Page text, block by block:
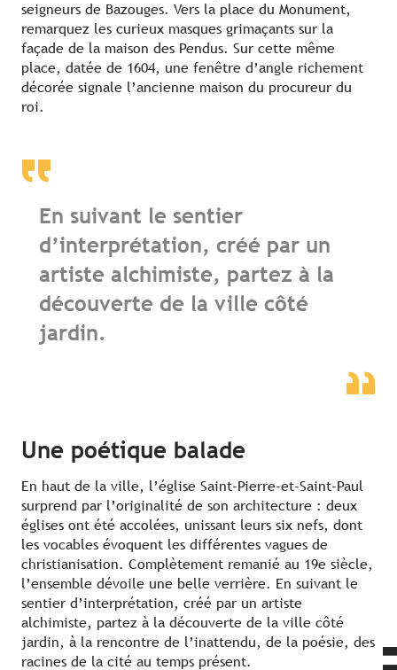
seigneurs de Bazouges. Vers la place du Monument,
remarquez les curieux masques grimaçants sur la
façade de la maison des Pendus. Sur cette même
place, datée de 1604, une fenêtre d’angle richement
décorée signale l’ancienne maison du procureur du
roi.
En suivant le sentier
d’interprétation, créé par un
artiste alchimiste, partez à la
découverte de la ville côté
jardin.
Une poétique balade
En haut de la ville, l’église Saint-Pierre-et-Saint-Paul
surprend par l’originalité de son architecture : deux
églises ont été accolées, unissant leurs six nefs, dont
les vocables évoquent les différentes vagues de
christianisation. Complètement remanié au 19e siècle,
l’ensemble dévoile une belle verrière. En suivant le
sentier d’interprétation, créé par un artiste
alchimiste, partez à la découverte de la ville côté
jardin, à la rencontre de l’inattendu, de la poésie, des
racines de la cité au temps présent.